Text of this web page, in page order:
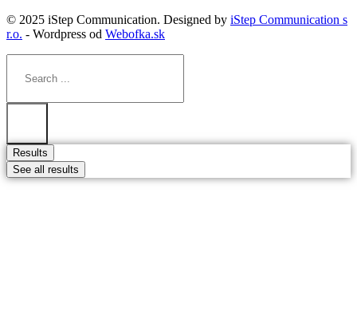
© 2025 iStep Communication. Designed by iStep Communication s
r.o. - Wordpress od Webofka.sk
Results
See all results